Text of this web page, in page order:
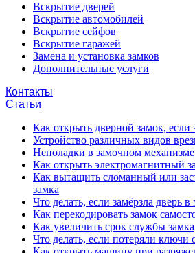
Вскрытие дверей
Вскрытие автомобилей
Вскрытие сейфов
Вскрытие гаражей
Замена и установка замков
Дополнительные услуги
Контакты
Статьи
Как открыть дверной замок, если
Устройство различных видов
Неполадки в замочном
Как открыть электромагнитный
Как вытащить сломанный или
замка
Что делать, если замёрзла дверь
Как перекодировать замок
Как увеличить срок службы замка
Что делать, если потеряли ключи